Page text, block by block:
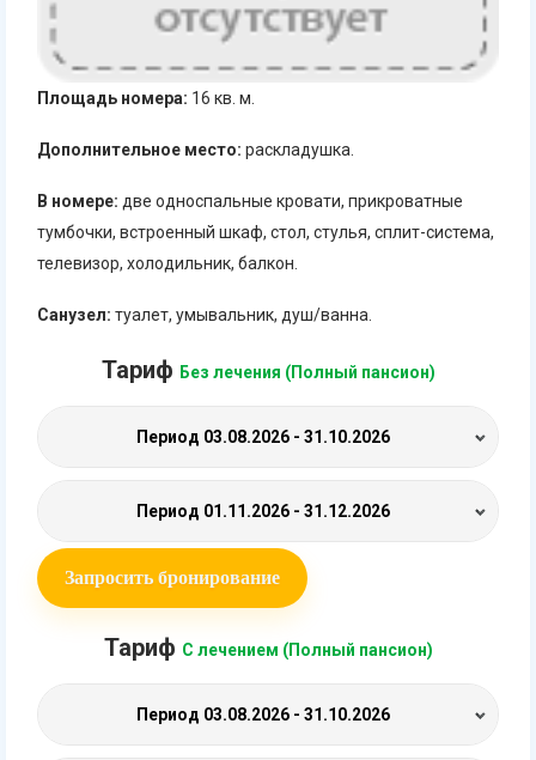
Площадь номера: 16 кв. м.
Дополнительное место: раскладушка.
В номере: две односпальные кровати, прикроватные
тумбочки, встроенный шкаф, стол, стулья, сплит-система,
телевизор, холодильник, балкон.
Санузел: туалет, умывальник, душ/ванна.
Тариф Без лечения (Полный пансион)
Период 03.08.2026 - 31.10.2026
Период 01.11.2026 - 31.12.2026
Запросить бронирование
Тариф С лечением (Полный пансион)
Период 03.08.2026 - 31.10.2026